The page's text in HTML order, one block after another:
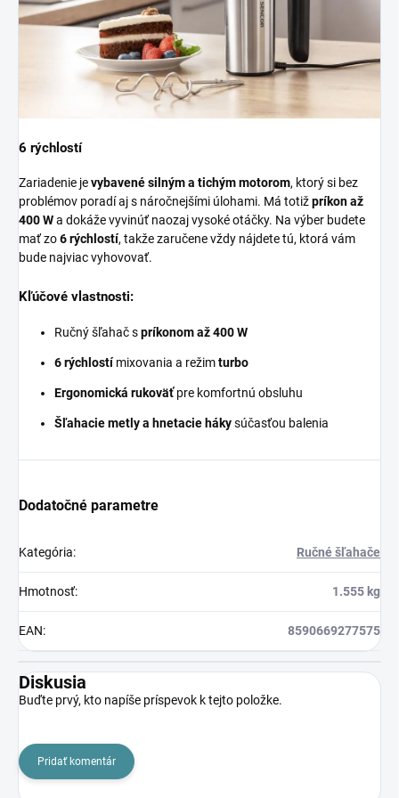
6 rýchlostí
Zariadenie jevybavené silným a tichým motorom, ktorý si bez
problémov poradí aj s náročnejšími úlohami. Má totižpríkon až
400 Wa dokáže vyvinúť naozaj vysoké otáčky. Na výber budete
mať zo6 rýchlostí, takže zaručene vždy nájdete tú, ktorá vám
bude najviac vyhovovať.
Kľúčové vlastnosti:
Ručný šľahač spríkonom až 400 W
6 rýchlostímixovania a režimturbo
Ergonomická rukoväťpre komfortnú obsluhu
Šľahacie metly a hnetacie hákysúčasťou balenia
Dodatočné parametre
Kategória: Ručné šľahače
Hmotnosť: 1.555 kg
EAN: 8590669277575
Diskusia
Buďte prvý, kto napíše príspevok k tejto položke.
Pridať komentár